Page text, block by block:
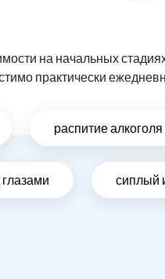
на начальных
практически
распитие
сиплый